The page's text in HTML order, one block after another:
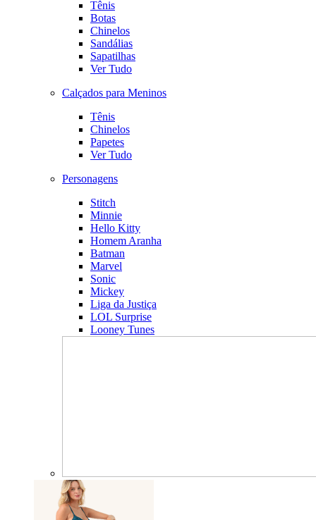
Tênis
Botas
Chinelos
Sandálias
Sapatilhas
Ver Tudo
Calçados para Meninos
Tênis
Chinelos
Papetes
Ver Tudo
Personagens
Stitch
Minnie
Hello Kitty
Homem Aranha
Batman
Marvel
Sonic
Mickey
Liga da Justiça
LOL Surprise
Looney Tunes